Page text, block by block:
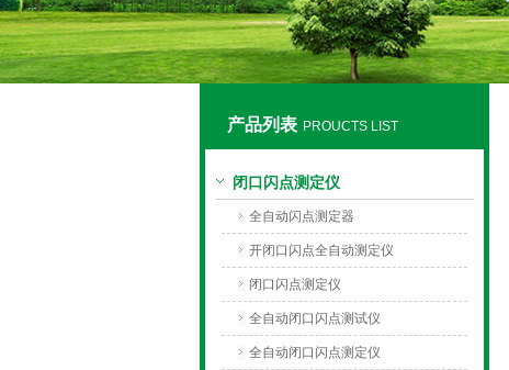
上海旺徐电气有限公司
产品列表 PROUCTS LIST
闭口闪点测定仪
全自动闪点测定器
开闭口闪点全自动测定仪
闭口闪点测定仪
全自动闭口闪点测试仪
全自动闭口闪点测定仪